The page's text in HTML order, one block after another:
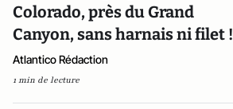
Colorado, près du Grand
Canyon, sans harnais ni filet !
Atlantico Rédaction
1 min de lecture